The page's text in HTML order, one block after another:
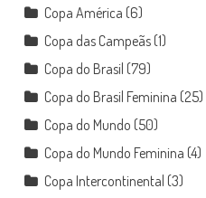
Copa América (6)
Copa das Campeãs(1)
Copa do Brasil (79)
Copa do Brasil Feminina (25)
Copa do Mundo (50)
Copa do Mundo Feminina (4)
Copa Intercontinental (3)